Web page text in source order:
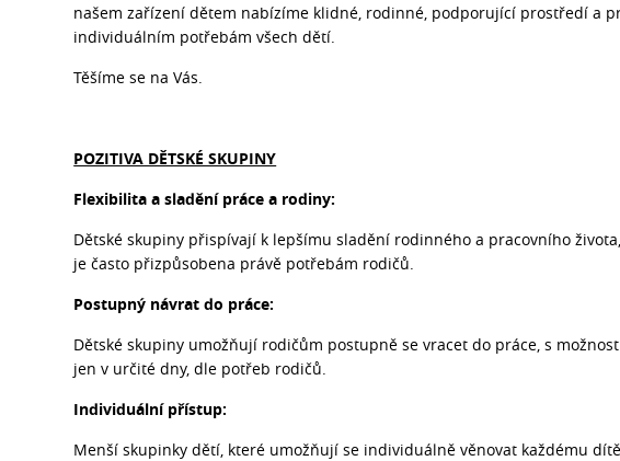
našem zařízení dětem nabízíme klidné, rodinné, podporující prostředí a
individuálním potřebám všech dětí.
Těšíme se na Vás.
POZITIVA DĚTSKÉ SKUPINY
Flexibilita a sladění práce a rodiny:
Dětské skupiny přispívají k lepšímu sladění rodinného a pracovního
je často přizpůsobena právě potřebám rodičů.
Postupný návrat do práce:
Dětské skupiny umožňují rodičům postupně se vracet do práce, s
jen v určité dny, dle potřeb rodičů.
Individuální přístup:
Menší skupinky dětí, které umožňují se individuálně věnovat každému